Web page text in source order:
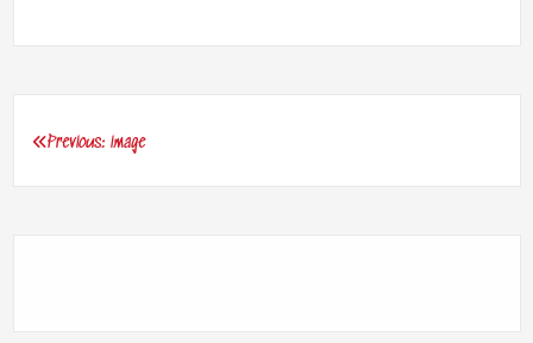
Beitragsnavigation
Previous: image